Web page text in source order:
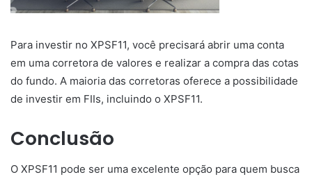
Para investir no XPSF11, você precisará abrir uma conta
em uma corretora de valores e realizar a compra das cotas
do fundo. A maioria das corretoras oferece a possibilidade
de investir em FIIs, incluindo o XPSF11.
Conclusão
O XPSF11 pode ser uma excelente opção para quem busca